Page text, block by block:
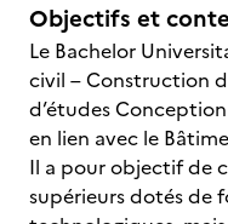
Objectifs et
Le Bachelor
civil – Construction
d’études
en lien avec le
Il a pour objectif de
supérieurs dotés de